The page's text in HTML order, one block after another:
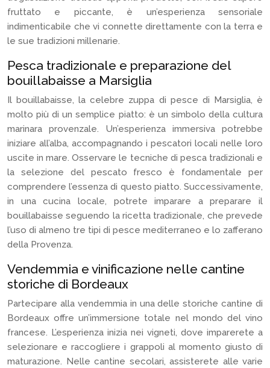
fruttato e piccante, è un’esperienza sensoriale
indimenticabile che vi connette direttamente con la terra e
le sue tradizioni millenarie.
Pesca tradizionale e preparazione del
bouillabaisse a Marsiglia
Il bouillabaisse, la celebre zuppa di pesce di Marsiglia, è
molto più di un semplice piatto: è un simbolo della cultura
marinara provenzale. Un’esperienza immersiva potrebbe
iniziare all’alba, accompagnando i pescatori locali nelle loro
uscite in mare. Osservare le tecniche di pesca tradizionali e
la selezione del pescato fresco è fondamentale per
comprendere l’essenza di questo piatto. Successivamente,
in una cucina locale, potrete imparare a preparare il
bouillabaisse seguendo la ricetta tradizionale, che prevede
l’uso di almeno tre tipi di pesce mediterraneo e lo zafferano
della Provenza.
Vendemmia e vinificazione nelle cantine
storiche di Bordeaux
Partecipare alla vendemmia in una delle storiche cantine di
Bordeaux offre un’immersione totale nel mondo del vino
francese. L’esperienza inizia nei vigneti, dove imparerete a
selezionare e raccogliere i grappoli al momento giusto di
maturazione. Nelle cantine secolari, assisterete alle varie